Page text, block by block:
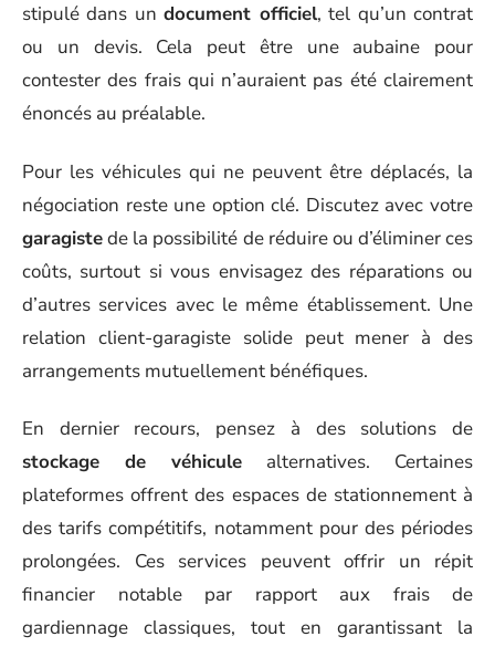
stipulé dans undocument officiel, tel qu’un contrat
ou un devis. Cela peut être une aubaine pour
contester des frais qui n’auraient pas été clairement
énoncés au préalable.
Pour les véhicules qui ne peuvent être déplacés, la
négociation reste une option clé. Discutez avec votre
garagistede la possibilité de réduire ou d’éliminer ces
coûts, surtout si vous envisagez des réparations ou
d’autres services avec le même établissement. Une
relation client-garagiste solide peut mener à des
arrangements mutuellement bénéfiques.
En dernier recours, pensez à des solutions de
stockage de véhicule alternatives. Certaines
plateformes offrent des espaces de stationnement à
des tarifs compétitifs, notamment pour des périodes
prolongées. Ces services peuvent offrir un répit
financier notable par rapport aux frais de
gardiennage classiques, tout en garantissant la